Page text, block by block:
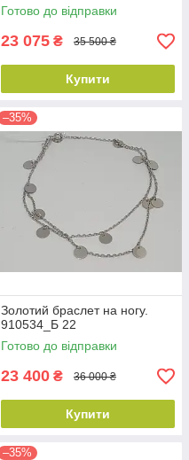
Готово до відправки
23 075 ₴ 35 500 ₴
Купити
–35%
Золотий браслет на ногу.
910534_Б 22
Готово до відправки
23 400 ₴ 36 000 ₴
Купити
–35%